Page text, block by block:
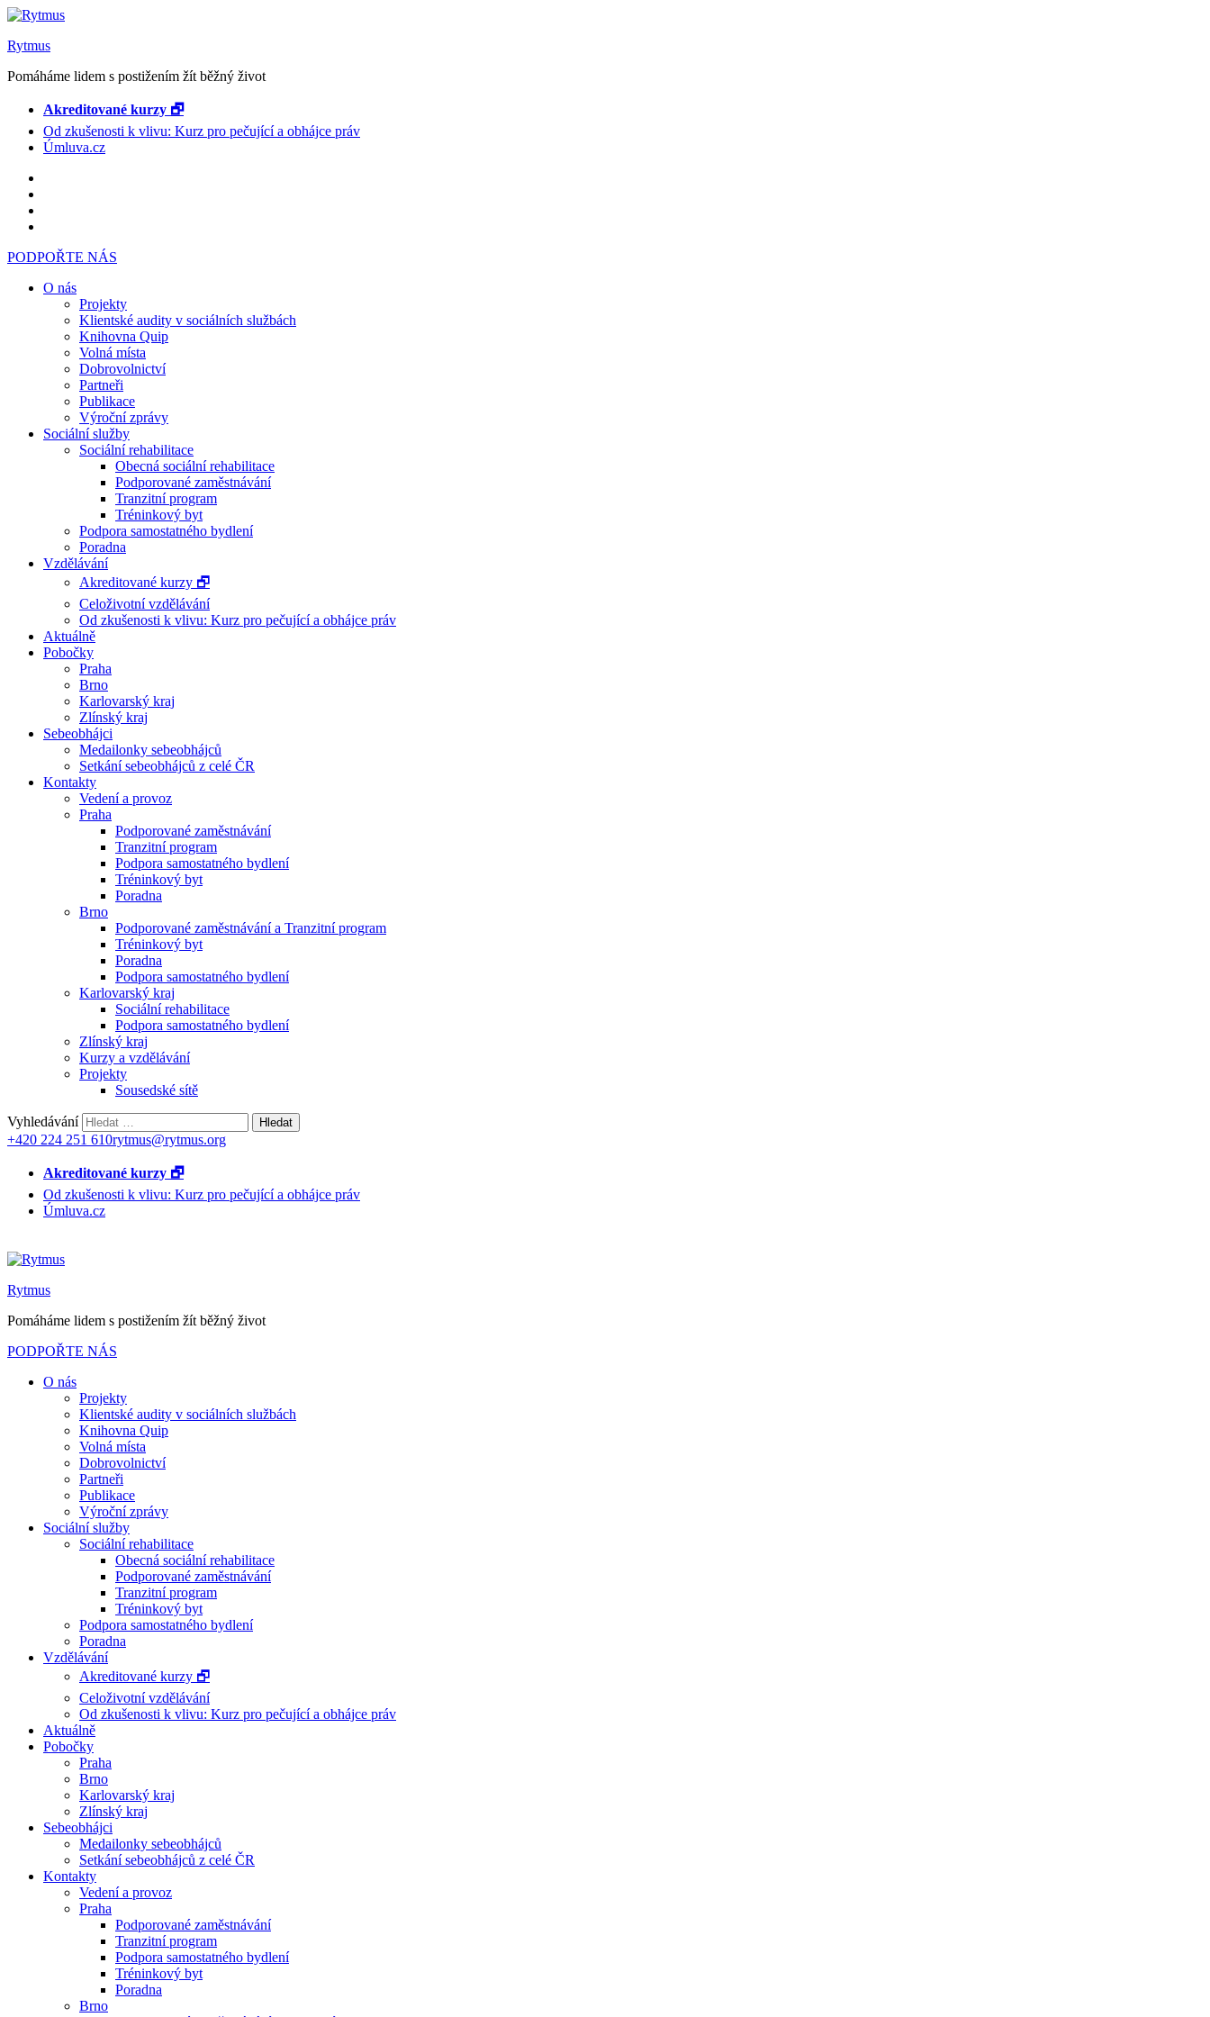
Rytmus
Pomáháme lidem s postižením žít běžný život
Akreditované kurzy 🗗
Od zkušenosti k vlivu: Kurz pro pečující a obhájce práv
Úmluva.cz
PODPOŘTE NÁS
O nás
Projekty
Klientské audity v sociálních službách
Knihovna Quip
Volná místa
Dobrovolnictví
Partneři
Publikace
Výroční zprávy
Sociální služby
Sociální rehabilitace
Obecná sociální rehabilitace
Podporované zaměstnávání
Tranzitní program
Tréninkový byt
Podpora samostatného bydlení
Poradna
Vzdělávání
Akreditované kurzy 🗗
Celoživotní vzdělávání
Od zkušenosti k vlivu: Kurz pro pečující a obhájce práv
Aktuálně
Pobočky
Praha
Brno
Karlovarský kraj
Zlínský kraj
Sebeobhájci
Medailonky sebeobhájců
Setkání sebeobhájců z celé ČR
Kontakty
Vedení a provoz
Praha
Podporované zaměstnávání
Tranzitní program
Podpora samostatného bydlení
Tréninkový byt
Poradna
Brno
Podporované zaměstnávání a Tranzitní program
Tréninkový byt
Poradna
Podpora samostatného bydlení
Karlovarský kraj
Sociální rehabilitace
Podpora samostatného bydlení
Zlínský kraj
Kurzy a vzdělávání
Projekty
Sousedské sítě
Vyhledávání
+420 224 251 610rytmus@rytmus.org
Akreditované kurzy 🗗
Od zkušenosti k vlivu: Kurz pro pečující a obhájce práv
Úmluva.cz
Rytmus
Pomáháme lidem s postižením žít běžný život
PODPOŘTE NÁS
O nás
Projekty
Klientské audity v sociálních službách
Knihovna Quip
Volná místa
Dobrovolnictví
Partneři
Publikace
Výroční zprávy
Sociální služby
Sociální rehabilitace
Obecná sociální rehabilitace
Podporované zaměstnávání
Tranzitní program
Tréninkový byt
Podpora samostatného bydlení
Poradna
Vzdělávání
Akreditované kurzy 🗗
Celoživotní vzdělávání
Od zkušenosti k vlivu: Kurz pro pečující a obhájce práv
Aktuálně
Pobočky
Praha
Brno
Karlovarský kraj
Zlínský kraj
Sebeobhájci
Medailonky sebeobhájců
Setkání sebeobhájců z celé ČR
Kontakty
Vedení a provoz
Praha
Podporované zaměstnávání
Tranzitní program
Podpora samostatného bydlení
Tréninkový byt
Poradna
Brno